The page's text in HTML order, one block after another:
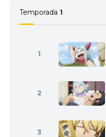
Temporada 1
1
2
3